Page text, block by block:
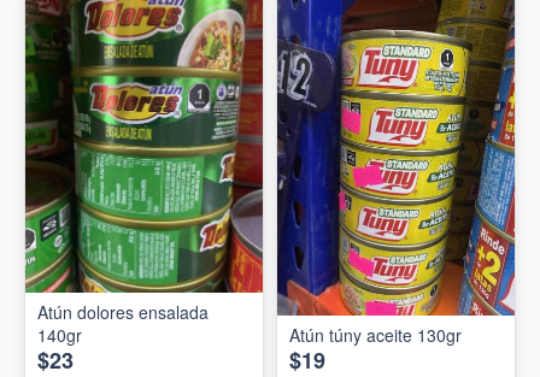
Atún dolores ensalada
140gr
$23
Atún túny aceite 130gr
$19